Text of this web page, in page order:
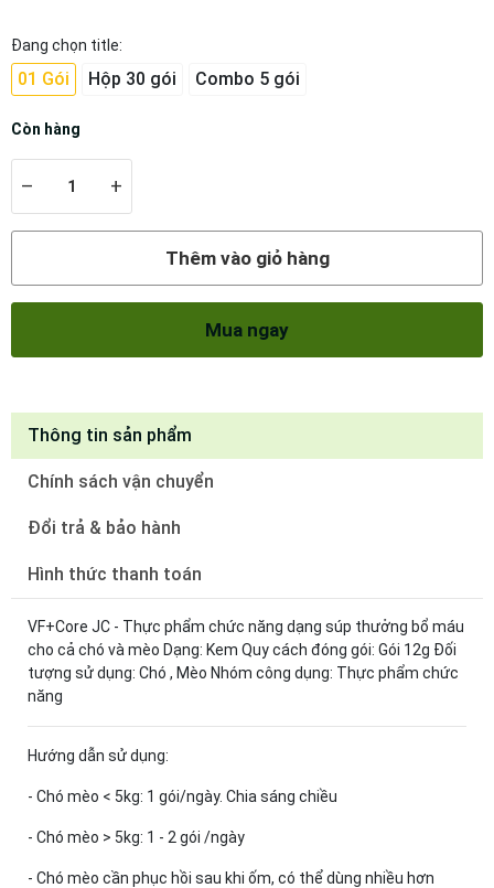
Đang chọn title:
01 Gói Hộp 30 gói Combo 5 gói
Còn hàng
– +
Thêm vào giỏ hàng
Mua ngay
Thông tin sản phẩm
Chính sách vận chuyển
Đổi trả & bảo hành
Hình thức thanh toán
VF+Core JC - Thực phẩm chức năng dạng súp thưởng bổ máu
cho cả chó và mèo Dạng: Kem Quy cách đóng gói: Gói 12g Đối
tượng sử dụng: Chó , Mèo Nhóm công dụng: Thực phẩm chức
năng
Hướng dẫn sử dụng:
- Chó mèo < 5kg: 1 gói/ngày. Chia sáng chiều
- Chó mèo > 5kg: 1 - 2 gói /ngày
- Chó mèo cần phục hồi sau khi ốm, có thể dùng nhiều hơn